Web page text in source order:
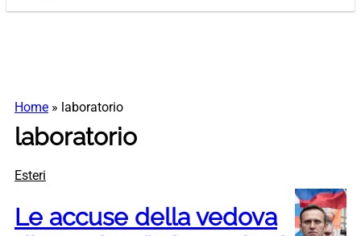
Home » laboratorio
laboratorio
Esteri
Le accuse della vedova